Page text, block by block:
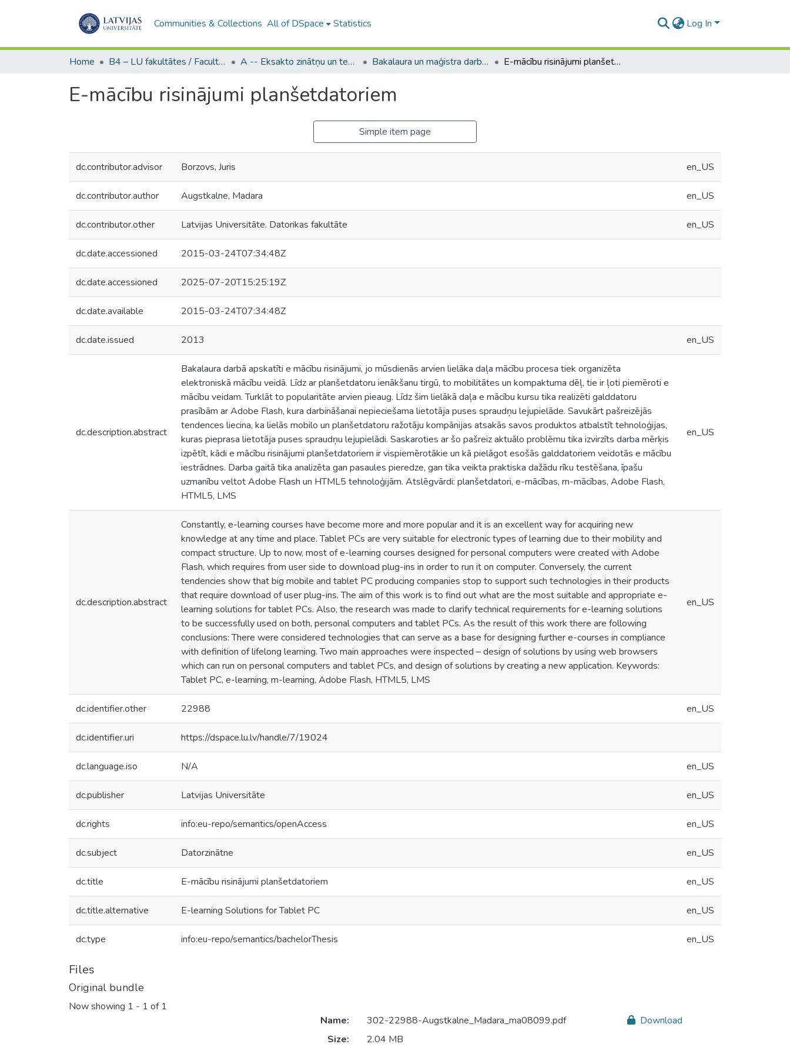
Communities & Collections All of DSpace Statistics Log In
Home B4 – LU fakultātes / Faculties of the UL A -- Eksakto zinātņu un tehnoloģiju fakultāte / Faculty of Science and Technology Bakalaura un maģistra darbi (EZTF) / Bachelor's and Master's theses E-mācību risinājumi planšetdatoriem
E-mācību risinājumi planšetdatoriem
Simple item page
dc.contributor.advisor Borzovs, Juris en_US
dc.contributor.author Augstkalne, Madara en_US
dc.contributor.other Latvijas Universitāte. Datorikas fakultāte en_US
dc.date.accessioned 2015-03-24T07:34:48Z
dc.date.accessioned 2025-07-20T15:25:19Z
dc.date.available 2015-03-24T07:34:48Z
dc.date.issued 2013 en_US
dc.description.abstract
Bakalaura darbā apskatīti e mācību risinājumi, jo mūsdienās arvien lielāka daļa mācību procesa tiek organizēta
elektroniskā mācību veidā. Līdz ar planšetdatoru ienākšanu tirgū, to mobilitātes un kompaktuma dēļ, tie ir ļoti piemēroti e
mācību veidam. Turklāt to popularitāte arvien pieaug. Līdz šim lielākā daļa e mācību kursu tika realizēti galddatoru
prasībām ar Adobe Flash, kura darbināšanai nepieciešama lietotāja puses spraudņu lejupielāde. Savukārt pašreizējās
tendences liecina, ka lielās mobilo un planšetdatoru ražotāju kompānijas atsakās savos produktos atbalstīt tehnoloģijas,
kuras pieprasa lietotāja puses spraudņu lejupielādi. Saskaroties ar šo pašreiz aktuālo problēmu tika izvirzīts darba mērķis
izpētīt, kādi e mācību risinājumi planšetdatoriem ir vispiemērotākie un kā pielāgot esošās galddatoriem veidotās e mācību
iestrādnes. Darba gaitā tika analizēta gan pasaules pieredze, gan tika veikta praktiska dažādu rīku testēšana, īpašu
uzmanību veltot Adobe Flash un HTML5 tehnoloģijām. Atslēgvārdi: planšetdatori, e-mācības, m-mācības, Adobe Flash,
HTML5, LMS
en_US
dc.description.abstract
Constantly, e-learning courses have become more and more popular and it is an excellent way for acquiring new
knowledge at any time and place. Tablet PCs are very suitable for electronic types of learning due to their mobility and
compact structure. Up to now, most of e-learning courses designed for personal computers were created with Adobe
Flash, which requires from user side to download plug-ins in order to run it on computer. Conversely, the current
tendencies show that big mobile and tablet PC producing companies stop to support such technologies in their products
that require download of user plug-ins. The aim of this work is to find out what are the most suitable and appropriate e-
learning solutions for tablet PCs. Also, the research was made to clarify technical requirements for e-learning solutions
to be successfully used on both, personal computers and tablet PCs. As the result of this work there are following
conclusions: There were considered technologies that can serve as a base for designing further e-courses in compliance
with definition of lifelong learning. Two main approaches were inspected – design of solutions by using web browsers
which can run on personal computers and tablet PCs, and design of solutions by creating a new application. Keywords:
Tablet PC, e-learning, m-learning, Adobe Flash, HTML5, LMS
en_US
dc.identifier.other 22988 en_US
dc.identifier.uri https://dspace.lu.lv/handle/7/19024
dc.language.iso N/A en_US
dc.publisher Latvijas Universitāte en_US
dc.rights info:eu-repo/semantics/openAccess en_US
dc.subject Datorzinātne en_US
dc.title E-mācību risinājumi planšetdatoriem en_US
dc.title.alternative E-learning Solutions for Tablet PC en_US
dc.type info:eu-repo/semantics/bachelorThesis en_US
Files
Original bundle
Now showing 1 - 1 of 1
Name:
302-22988-Augstkalne_Madara_ma08099.pdf
Size:
2.04 MB
Download